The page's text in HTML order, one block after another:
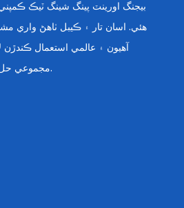
هئي. اسان تار ۽ ڪيبل ٺاهڻ واري
آهيون ۽ عالمي استعمال
مجموعي حل فراهم ڪرڻ لاءِ پرعزم آهيون.